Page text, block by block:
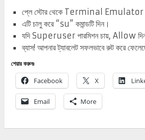
প্লে স্টোর থেকে Terminal Emulator
এটি চালু করে “su” কমান্ডটি দিন।
যদি Superuser পারমিশন চায়, Allow
ব্যাস! আপনার ট্যাবলেট সফলভাবে রুট করে
শেয়ার করুনঃ
Facebook X
Email More